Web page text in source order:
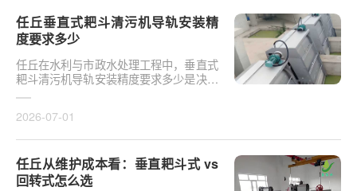
任丘垂直式耙斗清污机导轨安装精
度要求多少
任丘在水利与市政水处理工程中，垂直式
耙斗清污机导轨安装精度要求多少是决定
设备运行平稳性的核心**。导轨作为耙斗
2026-07-01
任丘从维护成本看：垂直耙斗式 vs
回转式怎么选